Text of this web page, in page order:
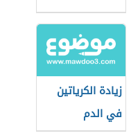
زيادة الكرياتين
في الدم